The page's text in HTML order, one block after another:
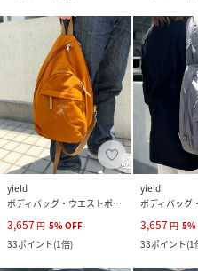
yield
ボディバッグ・ウエストポーチ
3,657 円 5%OFF
33ポイント(1倍)
yield
3,657 円 5%
33ポイント(1